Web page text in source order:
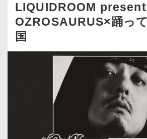
16
17 18 19
23
24 25 26
30
LIQUIDROOM
OZROSAURUS×踊っ
国